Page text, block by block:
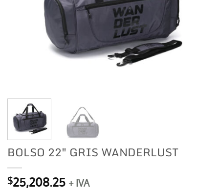
BOLSO 22″ GRIS WANDERLUST
$25,208.25 + IVA